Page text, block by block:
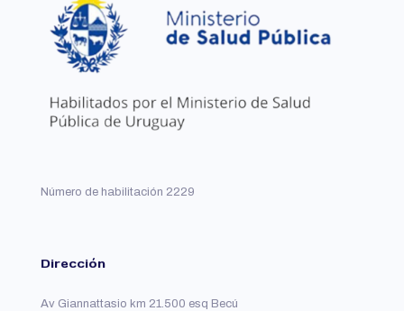
Número de habilitación 2229
Dirección
Av Giannattasio km 21.500 esq Becú